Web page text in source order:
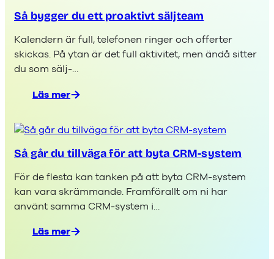
Så bygger du ett proaktivt säljteam
Kalendern är full, telefonen ringer och offerter
skickas. På ytan är det full aktivitet, men ändå sitter
du som sälj-…
Läs mer
:
bygger
ett
säljteam
Så går du tillväga för att byta CRM-system
För de flesta kan tanken på att byta CRM-system
kan vara skrämmande. Framförallt om ni har
använt samma CRM-system i…
Läs mer
: